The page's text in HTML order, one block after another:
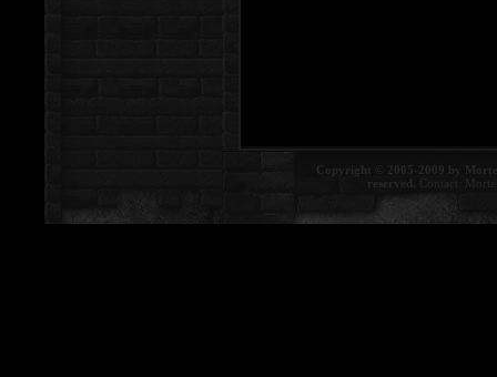
Copyright © 2005-2009 by
reserved. Contact: